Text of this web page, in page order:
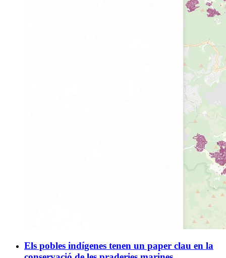
Els pobles indígenes tenen un paper clau en la